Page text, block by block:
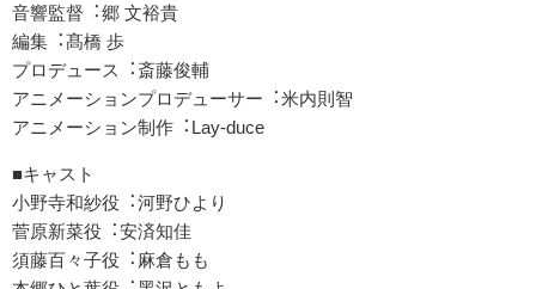
⾳響監督︓郷 ⽂裕貴
編集︓髙橋 歩
プロデュース︓斎藤俊輔
アニメーションプロデューサー︓⽶内則智
アニメーション制作︓Lay-duce
■キャスト
⼩野寺和紗役︓河野ひより
菅原新菜役︓安済知佳
須藤百々⼦役︓⿇倉もも